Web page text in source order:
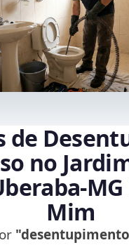
de
no
Mim